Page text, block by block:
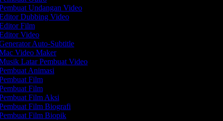
Undangan Video
Dubbing Video
Film
Video
Auto-Subtitle
Video Maker
Latar Pembuat Video
Animasi
Film
Film
Film Aksi
Film Biografi
Film Biopik